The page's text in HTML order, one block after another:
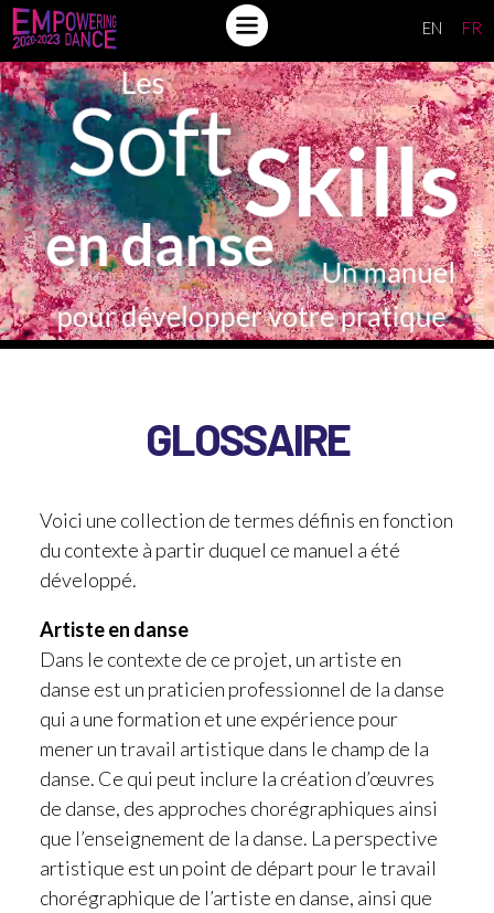
INTRODUCTION
QUE SONT LES SOFT SKILLS ?
OÙ ÊTES-VOUS (ACTUELLEMENT) ?
VOTRE ÉCOSYSTÈME DE SOFT
SKILLS
ACTIVER LES SOFT SKILLS
PARLER DE VOTRE PRATIQUE
GLOSSAIRE
DONNEZ-NOUS VOS RETOURS
ATELIERS
EN FR
Video by Eugen Bilankov
GLOSSAIRE
Voici une collection de termes définis en fonction
du contexte à partir duquel ce manuel a été
développé.
Artiste en danse
Dans le contexte de ce projet, un artiste en
danse est un praticien professionnel de la danse
qui a une formation et une expérience pour
mener un travail artistique dans le champ de la
danse. Ce qui peut inclure la création d’œuvres
de danse, des approches chorégraphiques ainsi
que l’enseignement de la danse. La perspective
artistique est un point de départ pour le travail
chorégraphique de l’artiste en danse, ainsi que